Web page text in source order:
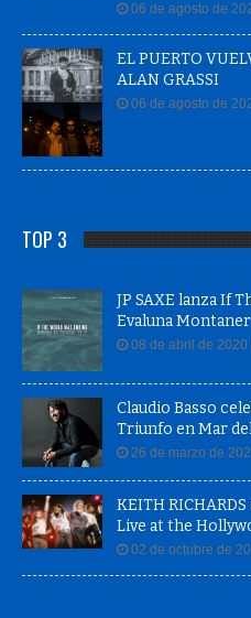
06 de agosto de
EL PUERTO
ALAN GRASSI
06 de agosto de
TOP 3
JP SAXE lanza If
Evaluna Montaner
08 de abril de 2020
Claudio Basso
Triunfo en Mar
26 de marzo de
KEITH
Live at the
02 de octubre de